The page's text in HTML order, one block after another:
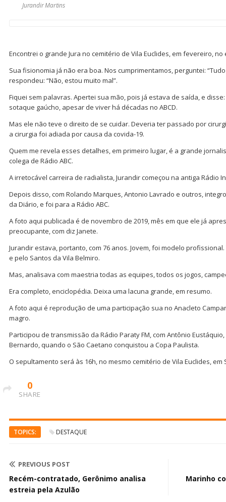
Jurandir Martins
Encontrei o grande Jura no cemitério de Vila Euclides, em fevereiro,
Sua fisionomia já não era boa. Nos cumprimentamos, perguntei:
respondeu: “Não, estou muito mal”.
Fiquei sem palavras. Apertei sua mão, pois já estava de saída, e disse:
sotaque gaúcho, apesar de viver há décadas no ABCD.
Mas ele não teve o direito de se cuidar. Deveria ter passado por
a cirurgia foi adiada por causa da covida-19.
Quem me revela esses detalhes, em primeiro lugar, é a grande
colega de Rádio ABC.
A irretocável carreira de radialista, Jurandir começou na antiga Rádio
Depois disso, com Rolando Marques, Antonio Lavrado e outros,
da Diário, e foi para a Rádio ABC.
A foto aqui publicada é de novembro de 2019, mês em que ele já
preocupante, com diz Janete.
Jurandir estava, portanto, com 76 anos. Jovem, foi modelo
e pelo Santos da Vila Belmiro.
Mas, analisava com maestria todas as equipes, todos os jogos,
Era completo, enciclopédia. Deixa uma lacuna grande, em resumo.
A foto aqui é reprodução de uma participação sua no Anacleto
magro.
Participou de transmissão da Rádio Paraty FM, com Antônio
Bernardo, quando o São Caetano conquistou a Copa Paulista.
O sepultamento será às 16h, no mesmo cemitério de Vila Euclides, em
0
SHARE
TOPICS: DESTAQUE
PREVIOUS POST
Recém-contratado, Gerônimo analisa
estreia pela Azulão
Marinho